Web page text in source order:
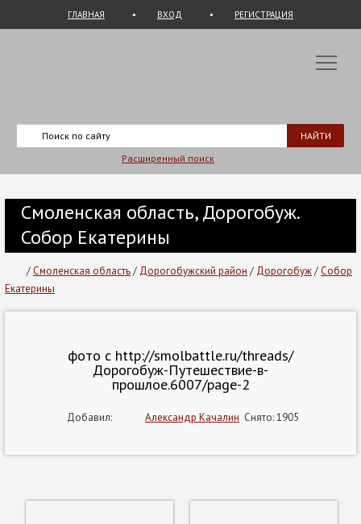
ГЛАВНАЯ ВХОД РЕГИСТРАЦИЯ
Расширенный поиск
Смоленская область, Дорогобуж.
Собор Екатерины
/ Смоленская область/ Дорогобужский район / Дорогобуж/ Собор
Екатерины
фото с http://smolbattle.ru/threads/
Дорогобуж-Путешествие-в-
прошлое.6007/page-2
Добавил: Александр Качалин Снято: 1905